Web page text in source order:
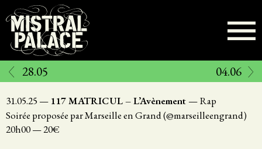
Aller
au
contenu
principal
28.05 04.06
31.05.25 — 117 MATRICUL – L’Avènement —Rap
Soirée proposée par Marseille en Grand (@marseilleengrand)
20h00—20€